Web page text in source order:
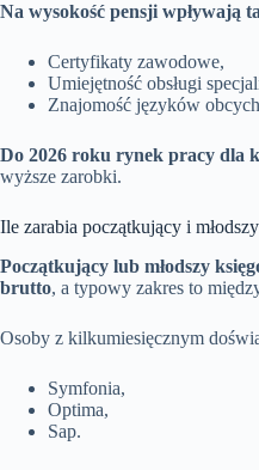
Na wysokość pensji wpływają
Certyfikaty zawodowe,
Umiejętność obsługi
Znajomość języków
Do 2026 roku rynek pracy dla
wyższe zarobki.
Ile zarabia początkujący i
Początkujący lub młodszy
brutto, a typowy zakres to
Osoby z kilkumiesięcznym
Symfonia,
Optima,
Sap.